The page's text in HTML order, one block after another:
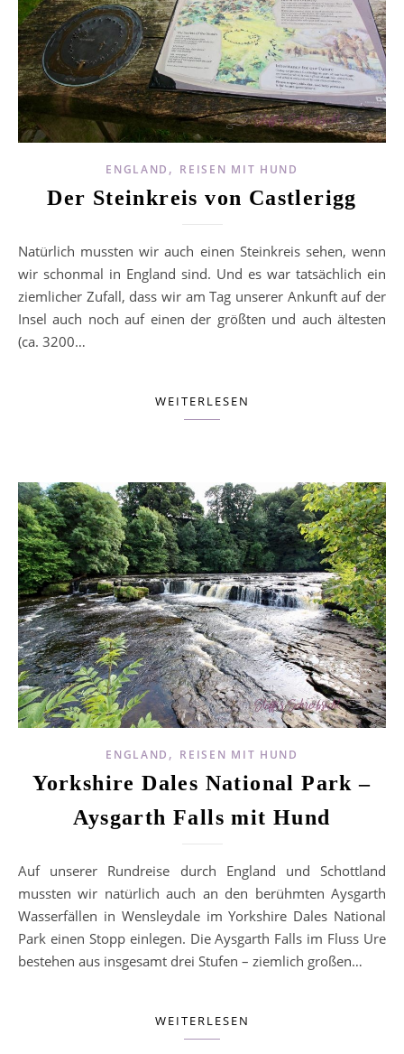
ENGLAND , REISEN MIT HUND
Der Steinkreis von Castlerigg
Natürlich mussten wir auch einen Steinkreis sehen, wenn
wir schonmal in England sind. Und es war tatsächlich ein
ziemlicher Zufall, dass wir am Tag unserer Ankunft auf der
Insel auch noch auf einen der größten und auch ältesten
(ca. 3200…
WEITERLESEN
ENGLAND , REISEN MIT HUND
Yorkshire Dales National Park –
Aysgarth Falls mit Hund
Auf unserer Rundreise durch England und Schottland
mussten wir natürlich auch an den berühmten Aysgarth
Wasserfällen in Wensleydale im Yorkshire Dales National
Park einen Stopp einlegen. Die Aysgarth Falls im Fluss Ure
bestehen aus insgesamt drei Stufen – ziemlich großen…
WEITERLESEN